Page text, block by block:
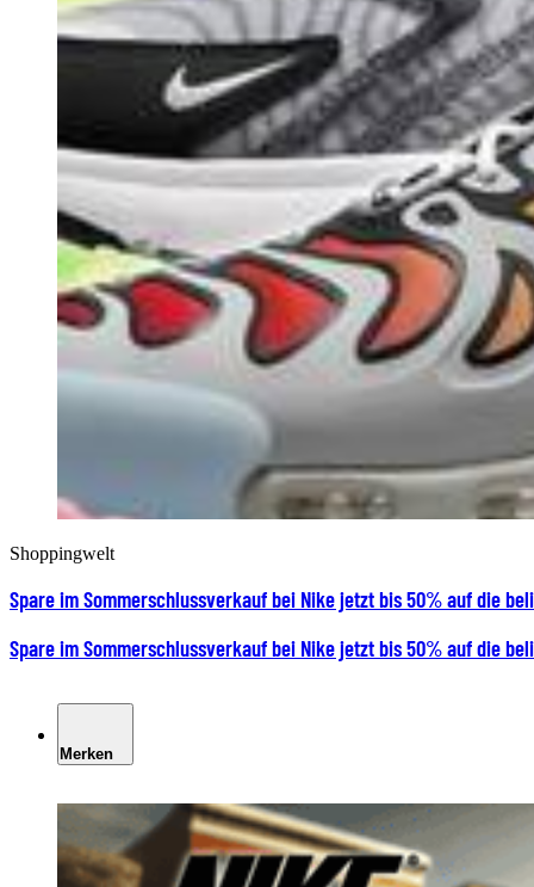
Shoppingwelt
Spare im Sommerschlussverkauf bei Nike jetzt bis 50% auf die
Spare im Sommerschlussverkauf bei Nike jetzt bis 50% auf die
Merken